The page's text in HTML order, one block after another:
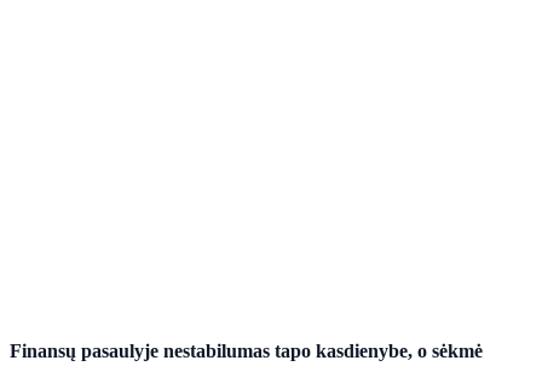
Finansų pasaulyje nestabilumas tapo kasdienybe, o sėkmė